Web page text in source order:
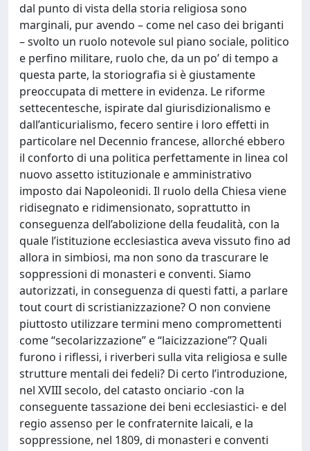
dal punto di vista della storia religiosa sono
marginali, pur avendo – come nel caso dei briganti
– svolto un ruolo notevole sul piano sociale, politico
e perfino militare, ruolo che, da un po’ di tempo a
questa parte, la storiografia si è giustamente
preoccupata di mettere in evidenza. Le riforme
settecentesche, ispirate dal giurisdizionalismo e
dall’anticurialismo, fecero sentire i loro effetti in
particolare nel Decennio francese, allorché ebbero
il conforto di una politica perfettamente in linea col
nuovo assetto istituzionale e amministrativo
imposto dai Napoleonidi. Il ruolo della Chiesa viene
ridisegnato e ridimensionato, soprattutto in
conseguenza dell’abolizione della feudalità, con la
quale l’istituzione ecclesiastica aveva vissuto fino ad
allora in simbiosi, ma non sono da trascurare le
soppressioni di monasteri e conventi. Siamo
autorizzati, in conseguenza di questi fatti, a parlare
tout court di scristianizzazione? O non conviene
piuttosto utilizzare termini meno compromettenti
come “secolarizzazione” e “laicizzazione”? Quali
furono i riflessi, i riverberi sulla vita religiosa e sulle
strutture mentali dei fedeli? Di certo l’introduzione,
nel XVIII secolo, del catasto onciario -con la
conseguente tassazione dei beni ecclesiastici- e del
regio assenso per le confraternite laicali, e la
soppressione, nel 1809, di monasteri e conventi